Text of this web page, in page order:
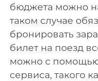
бюджета можно
таком случае
бронировать
билет на поезд
можно с
сервиса, такого